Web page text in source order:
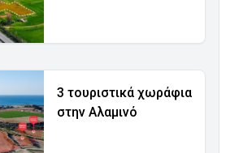
3 τουριστικά χωράφια
στην Αλαμινό